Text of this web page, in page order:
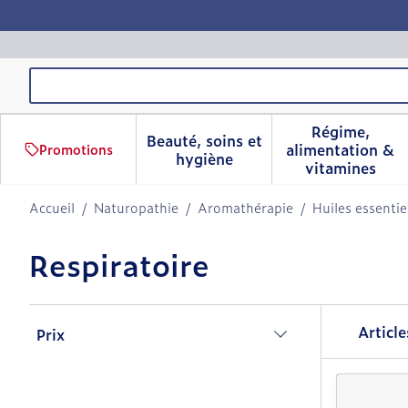
Promotions
Beauté, soins et
hygièneAfficher le sous-menu pour
Régime,
alimentation &
vitamines
Afficher
Accueil / Naturopathie / Aromathérapie / Huiles
Respiratoire
Prix